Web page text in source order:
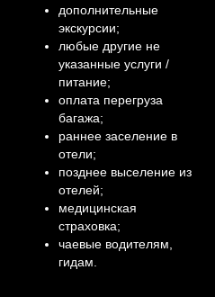
дополнительные
экскурсии;
любые другие не
указанные услуги /
питание;
оплата перегруза
багажа;
раннее заселение в
отели;
позднее выселение из
отелей;
медицинская
страховка;
чаевые водителям,
гидам.